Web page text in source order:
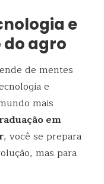
e
do agro
de mentes
e
mais
em
, você se prepara
mas para